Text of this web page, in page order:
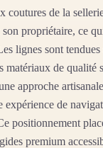
coutures de la
propriétaire, ce
lignes sont
matériaux de qualité
approche
expérience de
positionnement
premium